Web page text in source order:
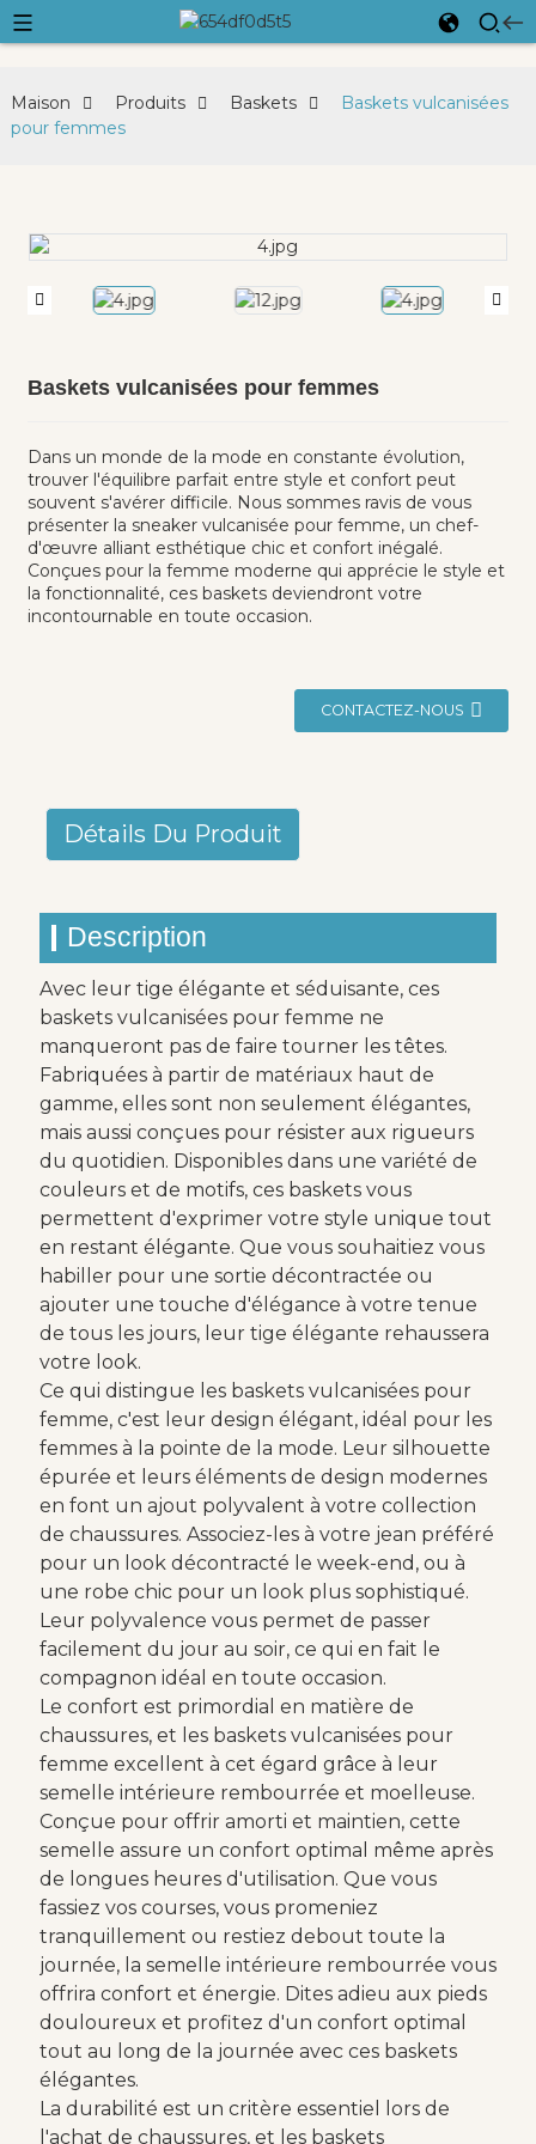
Maison Produits Baskets
Baskets vulcanisées
pour femmes
Baskets vulcanisées pour femmes
Dans un monde de la mode en constante évolution,
trouver l'équilibre parfait entre style et confort peut
souvent s'avérer difficile. Nous sommes ravis de vous
présenter la sneaker vulcanisée pour femme, un chef-
d'œuvre alliant esthétique chic et confort inégalé.
Conçues pour la femme moderne qui apprécie le style et
la fonctionnalité, ces baskets deviendront votre
incontournable en toute occasion.
CONTACTEZ-NOUS
Détails Du Produit
Description
Avec leur tige élégante et séduisante, ces
baskets vulcanisées pour femme ne
manqueront pas de faire tourner les têtes.
Fabriquées à partir de matériaux haut de
gamme, elles sont non seulement élégantes,
mais aussi conçues pour résister aux rigueurs
du quotidien. Disponibles dans une variété de
couleurs et de motifs, ces baskets vous
permettent d'exprimer votre style unique tout
en restant élégante. Que vous souhaitiez vous
habiller pour une sortie décontractée ou
ajouter une touche d'élégance à votre tenue
de tous les jours, leur tige élégante rehaussera
votre look.
Ce qui distingue les baskets vulcanisées pour
femme, c'est leur design élégant, idéal pour les
femmes à la pointe de la mode. Leur silhouette
épurée et leurs éléments de design modernes
en font un ajout polyvalent à votre collection
de chaussures. Associez-les à votre jean préféré
pour un look décontracté le week-end, ou à
une robe chic pour un look plus sophistiqué.
Leur polyvalence vous permet de passer
facilement du jour au soir, ce qui en fait le
compagnon idéal en toute occasion.
Le confort est primordial en matière de
chaussures, et les baskets vulcanisées pour
femme excellent à cet égard grâce à leur
semelle intérieure rembourrée et moelleuse.
Conçue pour offrir amorti et maintien, cette
semelle assure un confort optimal même après
de longues heures d'utilisation. Que vous
fassiez vos courses, vous promeniez
tranquillement ou restiez debout toute la
journée, la semelle intérieure rembourrée vous
offrira confort et énergie. Dites adieu aux pieds
douloureux et profitez d'un confort optimal
tout au long de la journée avec ces baskets
élégantes.
La durabilité est un critère essentiel lors de
l'achat de chaussures, et les baskets